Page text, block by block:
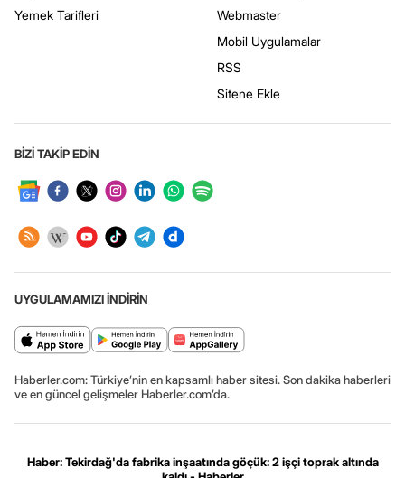
Yemek Tarifleri
Webmaster
Mobil Uygulamalar
RSS
Sitene Ekle
BİZİ TAKİP EDİN
UYGULAMAMIZI İNDİRİN
Haberler.com: Türkiye’nin en kapsamlı haber sitesi. Son dakika haberleri
ve en güncel gelişmeler Haberler.com’da.
Haber: Tekirdağ'da fabrika inşaatında göçük: 2 işçi toprak altında